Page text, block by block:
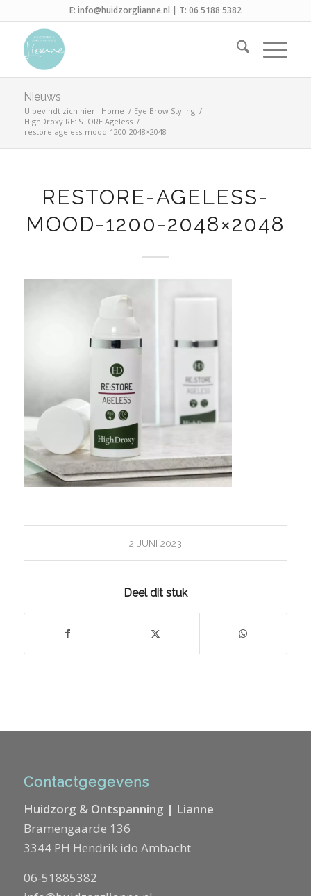
E: info@huidzorglianne.nl | T: 06 5188 5382
Nieuws
U bevindt zich hier: Home / Eye Brow Styling /
HighDroxy RE: STORE Ageless /
restore-ageless-mood-1200-2048×2048
RESTORE-AGELESS-
MOOD-1200-2048×2048
2 JUNI 2023
Deel dit stuk
Contactgegevens
Huidzorg & Ontspanning | Lianne
Bramengaarde 136
3344 PH Hendrik ido Ambacht
06-51885382